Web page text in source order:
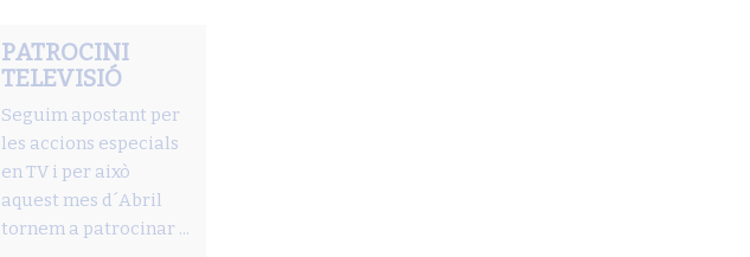
PATROCINI
TELEVISIÓ
Seguim apostant per
les accions especials
en TV i per això
aquest mes d´Abril
tornem a patrocinar ...